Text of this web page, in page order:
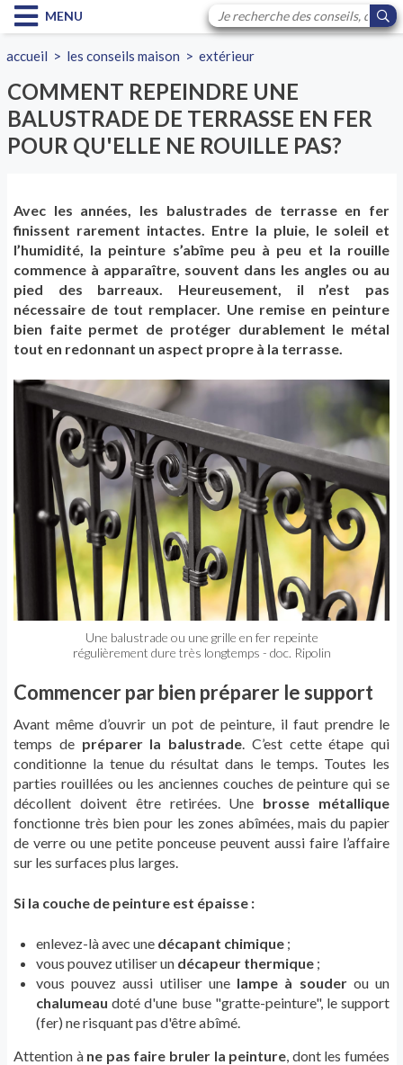
MENU
accueil > les conseils maison >extérieur
COMMENT REPEINDRE UNE
BALUSTRADE DE TERRASSE EN FER
POUR QU'ELLE NE ROUILLE PAS?
Avec les années, les balustrades de terrasse en fer
finissent rarement intactes. Entre la pluie, le soleil et
l’humidité, la peinture s’abîme peu à peu et la rouille
commence à apparaître, souvent dans les angles ou au
pied des barreaux. Heureusement, il n’est pas
nécessaire de tout remplacer. Une remise en peinture
bien faite permet de protéger durablement le métal
tout en redonnant un aspect propre à la terrasse.
Une balustrade ou une grille en fer repeinte
régulièrement dure très longtemps - doc. Ripolin
Commencer par bien préparer le support
Avant même d’ouvrir un pot de peinture, il faut prendre le
temps de préparer la balustrade . C’est cette étape qui
conditionne la tenue du résultat dans le temps. Toutes les
parties rouillées ou les anciennes couches de peinture qui se
décollent doivent être retirées. Une brosse métallique
fonctionne très bien pour les zones abîmées, mais du papier
de verre ou une petite ponceuse peuvent aussi faire l’affaire
sur les surfaces plus larges.
Si la couche de peinture est épaisse :
enlevez-là avec une décapant chimique ;
vous pouvez utiliser un décapeur thermique ;
vous pouvez aussi utiliser une lampe à souderou un
chalumeau doté d'une buse "gratte-peinture", le support
(fer) ne risquant pas d'être abîmé.
Attention à ne pas faire bruler la peinture , dont les fumées